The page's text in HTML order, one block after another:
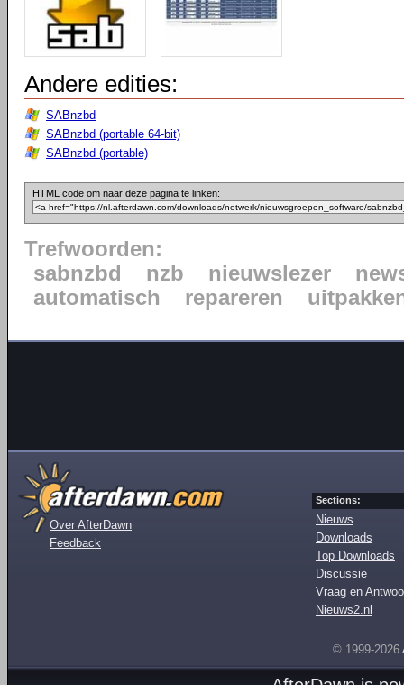
Andere edities:
SABnzbd
SABnzbd (portable 64-bit)
SABnzbd (portable)
HTML code om naar deze pagina te linken:
Trefwoorden:
sabnzbd
nzb nieuwslezer
automatisch
repareren
Over AfterDawn
Feedback
Sections:
Nieuws
Downloads
Top Downloads
Discussie
Vraag en
Nieuws2.nl
© 1999-2026